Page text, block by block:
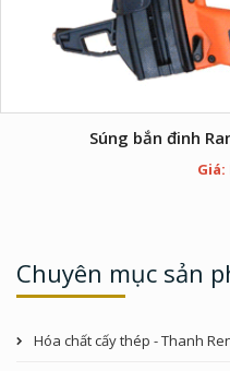
Súng bắn đinh
Giá:
Chuyên mục sản
Hóa chất cấy thép - Thanh